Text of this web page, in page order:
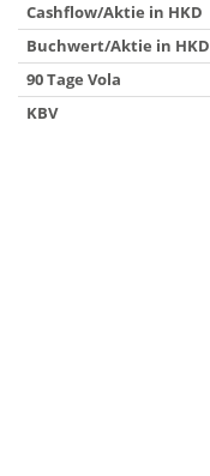
Cashflow/Aktie in HKD
Buchwert/Aktie in HKD
90 Tage Vola
KBV